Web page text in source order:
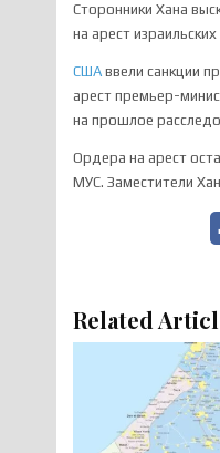
Сторонники Хана
на арест
США ввели санкции
арест премьер-
на прошлое
Ордера на арест
МУС. Заместители
Related